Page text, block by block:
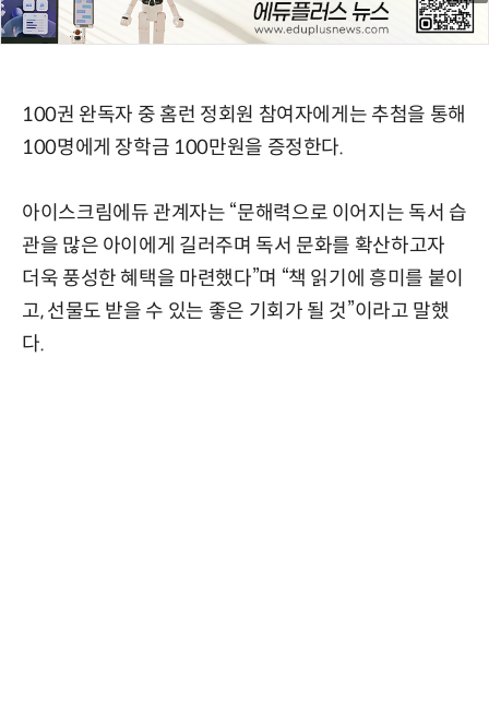
100권 완독자 중 홈런 정회원 참여자에게는 추첨을 통해
100명에게 장학금 100만원을 증정한다.
아이스크림에듀 관계자는 “문해력으로 이어지는 독서 습
관을 많은 아이에게 길러주며 독서 문화를 확산하고자
더욱 풍성한 혜택을 마련했다”며 “책 읽기에 흥미를 붙이
고, 선물도 받을 수 있는 좋은 기회가 될 것”이라고 말했
다.